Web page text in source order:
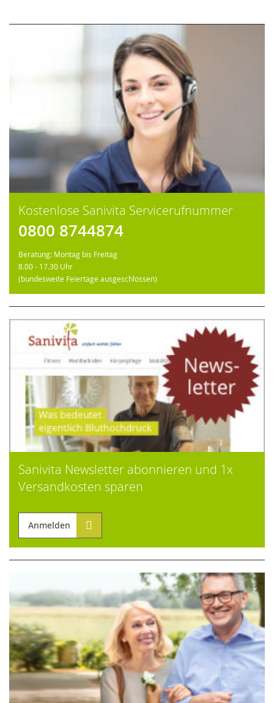
Kostenlose Sanivita Servicerufnummer
0800 8744874
Beratung: Montag bis Freitag
8.00 - 17.30 Uhr
(bundesweite Feiertage ausgeschlossen)
Sanivita Newsletter abonnieren und 1x
Versandkosten sparen
Anmelden